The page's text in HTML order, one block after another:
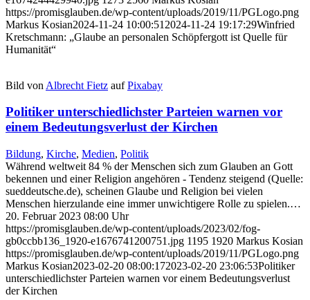
https://promisglauben.de/wp-content/uploads/2019/11/PGLogo.png
Markus Kosian2024-11-24 10:00:51 2024-11-24 19:17:29Winfried
Kretschmann: „Glaube an personalen Schöpfergott ist Quelle für
Humanität“
Bild von Albrecht Fietz aufPixabay
Politiker unterschiedlichster Parteien warnen vor
einem Bedeutungsverlust der Kirchen
Bildung, Kirche, Medien, Politik
Während weltweit 84 % der Menschen sich zum Glauben an Gott
bekennen und einer Religion angehören - Tendenz steigend (Quelle:
sueddeutsche.de), scheinen Glaube und Religion bei vielen
Menschen hierzulande eine immer unwichtigere Rolle zu spielen.…
20. Februar 2023 08:00 Uhr
https://promisglauben.de/wp-content/uploads/2023/02/fog-
gb0ccbb136_1920-e1676741200751.jpg 1195 1920 Markus Kosian
https://promisglauben.de/wp-content/uploads/2019/11/PGLogo.png
Markus Kosian2023-02-20 08:00:172023-02-20 23:06:53Politiker
unterschiedlichster Parteien warnen vor einem Bedeutungsverlust
der Kirchen